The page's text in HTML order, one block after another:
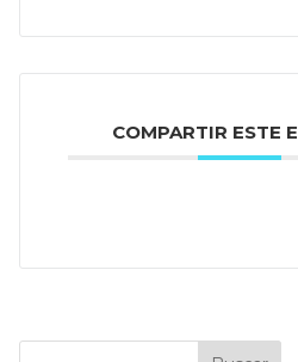
COMPARTIR ESTE